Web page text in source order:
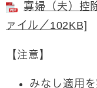
寡婦（夫）控
ァイル／102KB]
【注意】
みなし適用